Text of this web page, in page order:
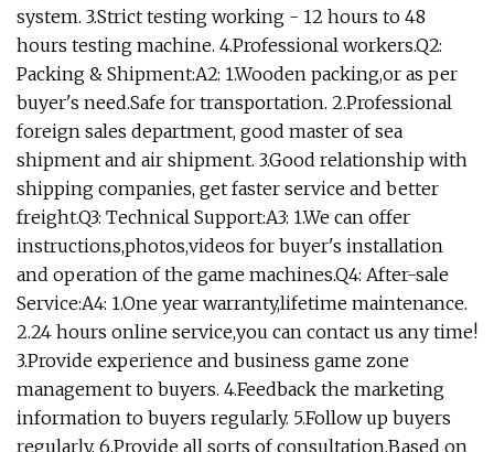
system. 3.Strict testing working - 12 hours to 48
hours testing machine. 4.Professional workers.Q2:
Packing & Shipment:A2: 1.Wooden packing,or as per
buyer's need.Safe for transportation. 2.Professional
foreign sales department, good master of sea
shipment and air shipment. 3.Good relationship with
shipping companies, get faster service and better
freight.Q3: Technical Support:A3: 1.We can offer
instructions,photos,videos for buyer's installation
and operation of the game machines.Q4: After-sale
Service:A4: 1.One year warranty,lifetime maintenance.
2.24 hours online service,you can contact us any time!
3.Provide experience and business game zone
management to buyers. 4.Feedback the marketing
information to buyers regularly. 5.Follow up buyers
regularly. 6.Provide all sorts of consultation.Based on